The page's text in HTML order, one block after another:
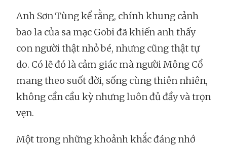
Anh Sơn Tùng kể rằng, chính khung cảnh
bao la của sa mạc Gobi đã khiến anh thấy
con người thật nhỏ bé, nhưng cũng thật tự
do. Có lẽ đó là cảm giác mà người Mông Cổ
mang theo suốt đời, sống cùng thiên nhiên,
không cần cầu kỳ nhưng luôn đủ đầy và trọn
vẹn.
Một trong những khoảnh khắc đáng nhớ